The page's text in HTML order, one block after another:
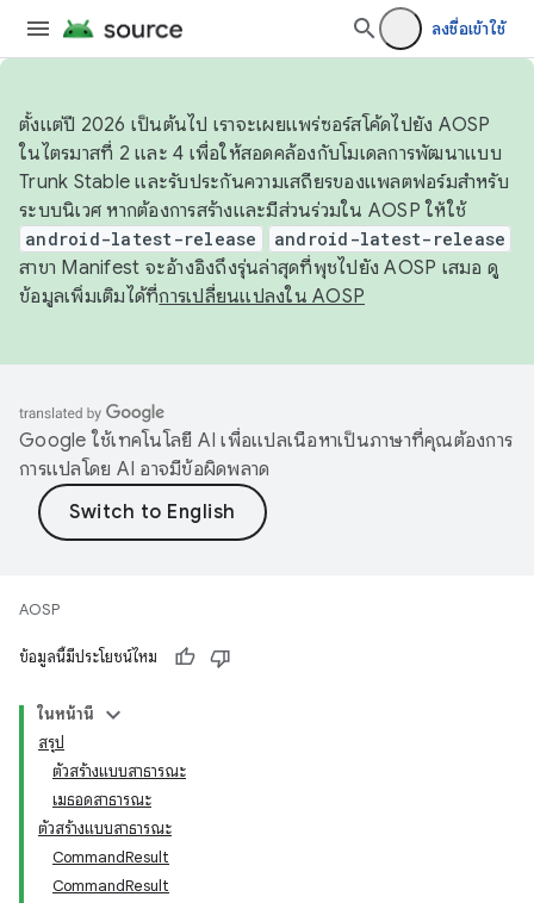
ลงชื่อเข้าใช้
ตั้งแต่ปี 2026 เป็นต้นไป เราจะเผยแพร่ซอร์สโค้ดไปยัง AOSP
ในไตรมาสที่ 2 และ 4 เพื่อให้สอดคล้องกับโมเดลการพัฒนาแบบ
Trunk Stable และรับประกันความเสถียรของแพลตฟอร์มสำหรับ
ระบบนิเวศ หากต้องการสร้างและมีส่วนร่วมใน AOSP ให้ใช้
android-latest-release android-latest-release
สาขา Manifest จะอ้างอิงถึงรุ่นล่าสุดที่พุชไปยัง AOSP เสมอ ดู
ข้อมูลเพิ่มเติมได้ที่การเปลี่ยนแปลงใน AOSP
Google ใช้เทคโนโลยี AI เพื่อแปลเนื้อหาเป็นภาษาที่คุณต้องการ
การแปลโดย AI อาจมีข้อผิดพลาด
AOSP
ข้อมูลนี้มีประโยชน์ไหม
ในหน้านี้
สรุป
ตัวสร้างแบบสาธารณะ
เมธอดสาธารณะ
ตัวสร้างแบบสาธารณะ
CommandResult
CommandResult